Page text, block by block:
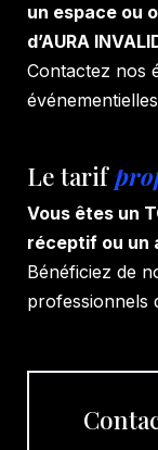
un espace ou
d’AURA
Contactez nos
Le tarif
Vous êtes un
réceptif ou un
Bénéficiez de
professionnels